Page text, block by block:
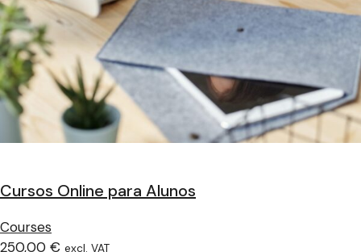
Cursos Online para Alunos
Courses
250,00 € excl. VAT